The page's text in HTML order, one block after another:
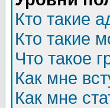
Кто такие
Кто такие
Что такое
Как мне
Как мне